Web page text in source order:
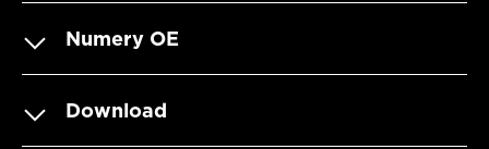
Numery OE
Download